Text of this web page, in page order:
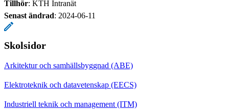
Tillhör: KTH Intranät
Senast ändrad: 2024-06-11
Skolsidor
Arkitektur och samhällsbyggnad (ABE)
Elektroteknik och datavetenskap (EECS)
Industriell teknik och management (ITM)